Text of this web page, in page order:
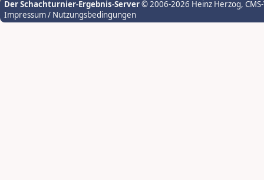
Der Schachturnier-Ergebnis-Server© 2006-2026 Heinz Herzog,
Impressum / Nutzungsbedingungen